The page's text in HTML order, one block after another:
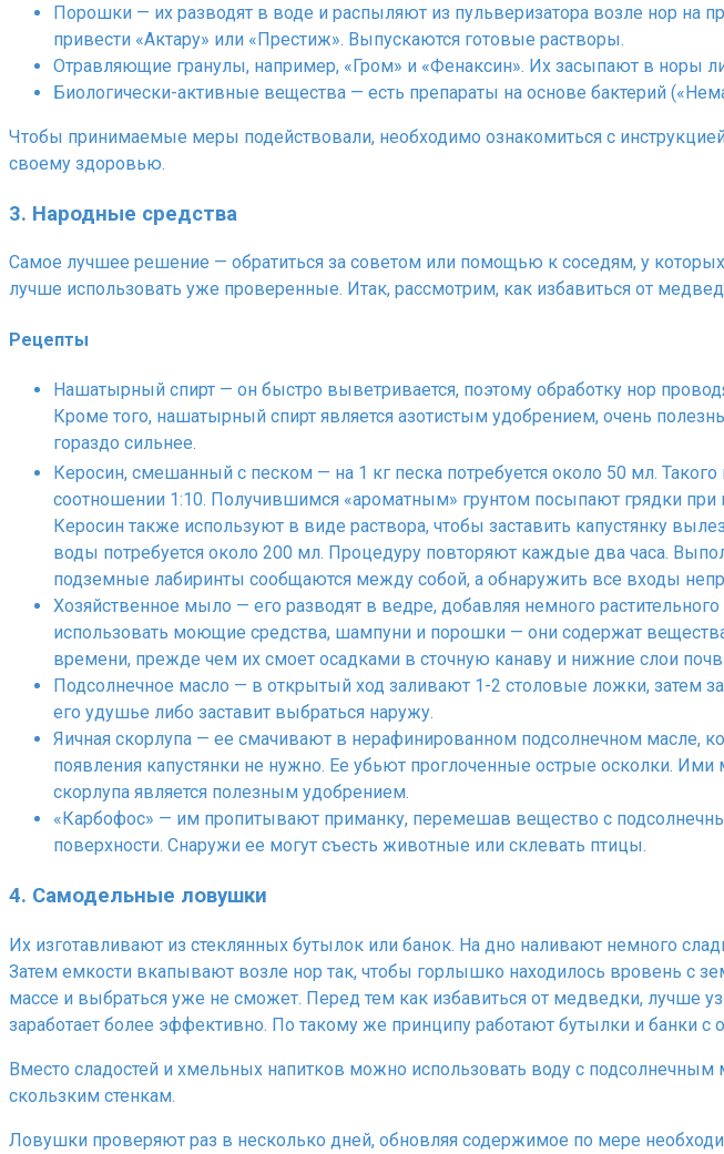
Порошки — их разводят в воде и распыляют из пульверизатора возле нор на
привести «Актару» или «Престиж». Выпускаются готовые растворы.
Отравляющие гранулы, например, «Гром» и «Фенаксин». Их засыпают в норы
Биологически-активные вещества — есть препараты на основе бактерий
Чтобы принимаемые меры подействовали, необходимо ознакомиться с
своему здоровью.
3. Народные средства
Самое лучшее решение — обратиться за советом или помощью к соседям, у
лучше использовать уже проверенные. Итак, рассмотрим, как избавиться от
Рецепты
Нашатырный спирт — он быстро выветривается, поэтому обработку нор
Кроме того, нашатырный спирт является азотистым удобрением, очень
гораздо сильнее.
Керосин, смешанный с песком — на 1 кг песка потребуется около 50 мл.
соотношении 1:10. Получившимся «ароматным» грунтом посыпают грядки
Керосин также используют в виде раствора, чтобы заставить капустянку
воды потребуется около 200 мл. Процедуру повторяют каждые два часа.
подземные лабиринты сообщаются между собой, а обнаружить все входы
Хозяйственное мыло — его разводят в ведре, добавляя немного
использовать моющие средства, шампуни и порошки — они содержат
времени, прежде чем их смоет осадками в сточную канаву и нижние слои
Подсолнечное масло — в открытый ход заливают 1-2 столовые ложки, затем
его удушье либо заставит выбраться наружу.
Яичная скорлупа — ее смачивают в нерафинированном подсолнечном масле,
появления капустянки не нужно. Ее убьют проглоченные острые осколки.
скорлупа является полезным удобрением.
«Карбофос» — им пропитывают приманку, перемешав вещество с
поверхности. Снаружи ее могут съесть животные или склевать птицы.
4. Самодельные ловушки
Их изготавливают из стеклянных бутылок или банок. На дно наливают немного
Затем емкости вкапывают возле нор так, чтобы горлышко находилось вровень с
массе и выбраться уже не сможет. Перед тем как избавиться от медведки, лучше
заработает более эффективно. По такому же принципу работают бутылки и банки с
Вместо сладостей и хмельных напитков можно использовать воду с
скользким стенкам.
Ловушки проверяют раз в несколько дней, обновляя содержимое по мере